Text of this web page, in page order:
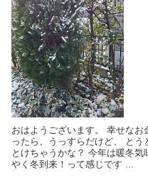
おはようございます。 幸せな
ったら、うっすらだけど、 と
とけちゃうかな？ 今年は暖冬
やく冬到来！って感じです ...